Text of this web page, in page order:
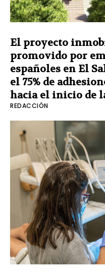
El proyecto
promovido por
españoles en El
el 75% de
hacia el inicio de
REDACCIÓN